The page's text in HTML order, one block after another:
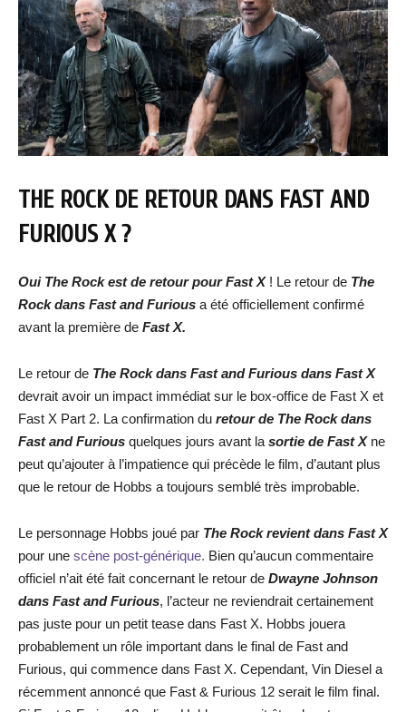
THE ROCK DE RETOUR DANS FAST AND
FURIOUS X ?
Oui The Rock est de retour pour Fast X ! Le retour de The
Rock dans Fast and Furious a été officiellement confirmé
avant la première de Fast X.
Le retour de The Rockdans Fast and Furious dans Fast X
devrait avoir un impact immédiat sur le box-office de Fast X et
Fast X Part 2. La confirmation du retour de The Rock dans
Fast and Furious quelques jours avant la sortie de Fast Xne
peut qu’ajouter à l’impatience qui précède le film, d’autant plus
que le retour de Hobbs a toujours semblé très improbable.
Le personnage Hobbs joué par The Rock revient dans Fast X
pour une scène post-générique. Bien qu’aucun commentaire
officiel n’ait été fait concernant le retour de Dwayne Johnson
dans Fast and Furious, l’acteur ne reviendrait certainement
pas juste pour un petit tease dans Fast X. Hobbs jouera
probablement un rôle important dans le final de Fast and
Furious, qui commence dans Fast X. Cependant, Vin Diesel a
récemment annoncé que Fast & Furious 12 serait le film final.